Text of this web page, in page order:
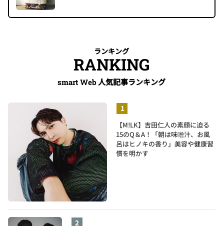
ランキング
RANKING
smart Web 人気記事ランキング
【M!LK】吉田仁人の素顔に迫る
15のQ＆A！「朝は味噌汁、お風
呂はヒノキの香り」美容や健康習
慣を明かす